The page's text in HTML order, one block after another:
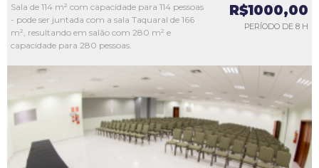
Sala de 114 m² com capacidade para 114 pessoas
- pode ser juntada com a sala Taquaral de 166
m², resultando em salão com 280 m² e
capacidade para 280 pessoas.
R$1000,00
PERÍODO DE 8 H
L3
L4